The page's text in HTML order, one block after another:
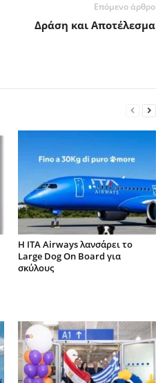
Επόμενο άρθρο
Δράση και Αποτέλεσμα
Η ITA Airways λανσάρει το
Large Dog On Board για
σκύλους